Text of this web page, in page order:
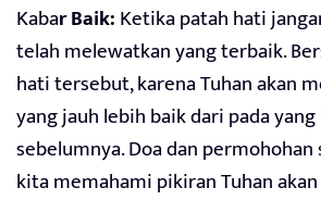
Kabar Baik:Ketika patah hati
telah melewatkan yang terbaik.
hati tersebut, karena Tuhan akan
yang jauh lebih baik dari pada
sebelumnya. Doa dan
kita memahami pikiran Tuhan